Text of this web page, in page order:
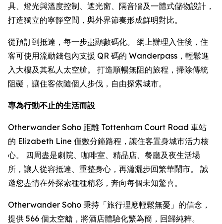
具、燈光與溫度控制、遮光窗、隔音牆及一體式儲物設計，
打造獨立的寧靜空間，與外界節奏形成鮮明對比。
從預訂到抵達，每一步盡顯數碼化。 網上辦理入住後，住
客可使用流動錢包內支援 QR 碼的 Wanderpass，輕鬆進
入大樓及其私人太空艙。 打造順暢無阻的旅程，掃除傳統
阻礙，讓住客依隨個人步伐，自由探索城市。
專為行動不止的生活而設
Otherwander Soho 距離 Tottenham Court Road 車站
的 Elizabeth Line 僅數分鐘路程，讓住客置身城市活力核
心。 四周盡是劇院、咖啡室、精品店、餐廳及夜生活場
所，讓人從容抵達、重整身心，再瀟灑步回繁華鬧市。 誠
邀您盡情在外探索種種精彩，奔向每個未知驚喜。
Otherwander Soho 秉持「旅行理應輕鬆無憂」的信念，
提供 566 個太空艙，將酒店體驗化繁為簡，回歸純粹。